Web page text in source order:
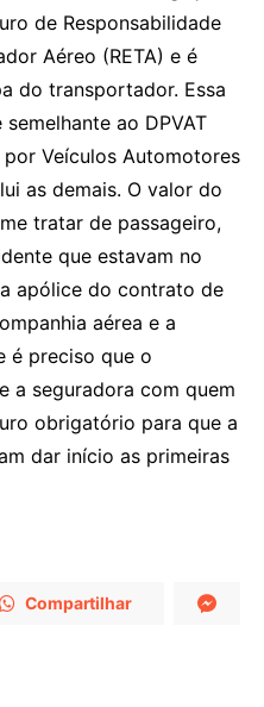
de Responsabilidade
Aéreo (RETA) e é
do transportador. Essa
ao DPVAT
por Veículos Automotores
as demais. O valor do
tratar de passageiro,
que estavam no
apólice do contrato de
aérea e a
é preciso que o
a seguradora com quem
obrigatório para que a
dar início as primeiras
Compartilhar